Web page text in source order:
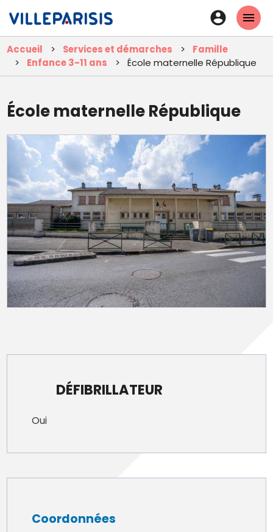
contenu
principal
En-
tête
-
Accueil Services et démarches
Famille
Enfance 3-11 ans
École maternelle République
École maternelle République
DÉFIBRILLATEUR
Oui
Coordonnées